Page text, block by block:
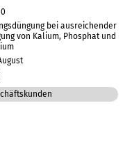
bei ausreichender
von Kalium, Phosphat und